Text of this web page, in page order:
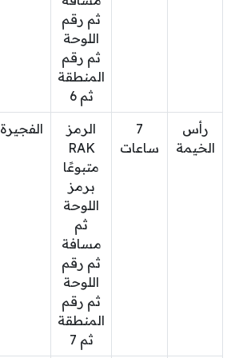
ثم رقم
اللوحة
ثم رقم
المنطقة
ثم 6
رأس
الخيمة
7
ساعات
الرمز
RAK
متبوعًا
برمز
اللوحة
ثم
مسافة
ثم رقم
اللوحة
ثم رقم
المنطقة
ثم 7
الفجيرة